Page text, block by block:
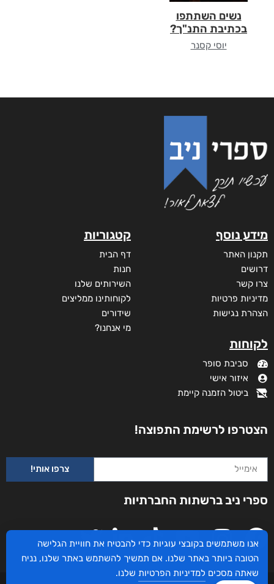
נשים השתתפו
בכתיבת התנ"ך?
יוסי קסנר
מידע נוסף
תקנון האתר
דרושים
צרו קשר
מדיניות פרטיות
הצהרת נגישות
לקוחות
סביבת סופר
איזור אישי
ביטול הזמנה קיימת
קטגוריות
דף הבית
חנות
השירותים שלנו
לקוחותינו ממליצים
שידורים
מי אנחנו?
הצטרפו לרשימת התפוצה!
צרפו אותי!
ספרי ניב ברשתות החברתיות
אנו משתמשים בקובצי עוגיות כדי להבטיח את חוויית הגלישה
הטובה ביותר באתר שלנו. אם תמשיך להשתמש באתר שלנו, נניח
שאתה מסכים למדיניות הפרטיות שלנו.